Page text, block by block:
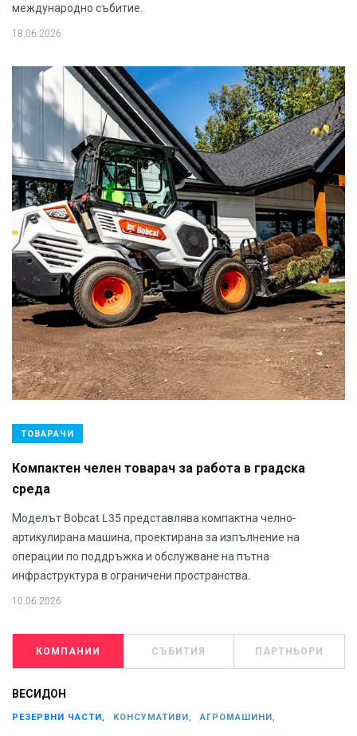
международно събитие.
18.06.2026
ТОВАРАЧИ
Компактен челен товарач за работа в градска
среда
Моделът Bobcat L35 представлява компактна челно-
артикулирана машина, проектирана за изпълнение на
операции по поддръжка и обслужване на пътна
инфраструктура в ограничени пространства.
10.06.2026
КОМПАНИИ СЪБИТИЯ ПАРТНЬОРИ
ВЕСИДОН
РЕЗЕРВНИ ЧАСТИ, КОНСУМАТИВИ, АГРОМАШИНИ,